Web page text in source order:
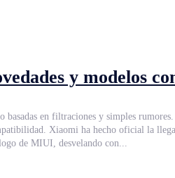
y modelos
en filtraciones y simples
lugar en China. Pero lo
de MIUI, desvelando con...